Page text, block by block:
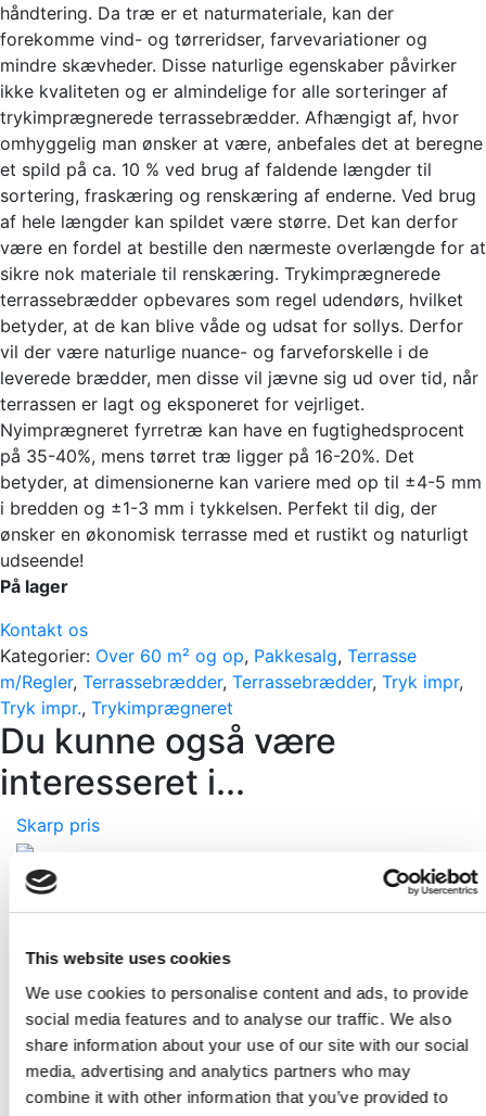
This website uses cookies
We use cookies to personalise content and ads, to provide
social media features and to analyse our traffic. We also
share information about your use of our site with our social
media, advertising and analytics partners who may
combine it with other information that you’ve provided to
håndtering. Da træ er et naturmateriale, kan der
forekomme vind- og tørreridser, farvevariationer og
mindre skævheder. Disse naturlige egenskaber påvirker
ikke kvaliteten og er almindelige for alle sorteringer af
trykimprægnerede terrassebrædder. Afhængigt af, hvor
omhyggelig man ønsker at være, anbefales det at beregne
et spild på ca. 10 % ved brug af faldende længder til
sortering, fraskæring og renskæring af enderne. Ved brug
af hele længder kan spildet være større. Det kan derfor
være en fordel at bestille den nærmeste overlængde for at
sikre nok materiale til renskæring. Trykimprægnerede
terrassebrædder opbevares som regel udendørs, hvilket
betyder, at de kan blive våde og udsat for sollys. Derfor
vil der være naturlige nuance- og farveforskelle i de
leverede brædder, men disse vil jævne sig ud over tid, når
terrassen er lagt og eksponeret for vejrliget.
Nyimprægneret fyrretræ kan have en fugtighedsprocent
på 35-40%, mens tørret træ ligger på 16-20%. Det
betyder, at dimensionerne kan variere med op til ±4-5 mm
i bredden og ±1-3 mm i tykkelsen. Perfekt til dig, der
ønsker en økonomisk terrasse med et rustikt og naturligt
udseende!
På lager
Kontakt os
Kategorier: Over 60 m² og op, Pakkesalg, Terrasse
m/Regler, Terrassebrædder, Terrassebrædder, Tryk impr,
Tryk impr., Trykimprægneret
Du kunne også være
interesseret i...
Skarp pris
fischer Beskyttelsestape FTA-RT 80 x 1 x 20000 mm
Fibertex Patio 80gr 2x25mtr
Pr./Rl.
KR479,00 KR595,00